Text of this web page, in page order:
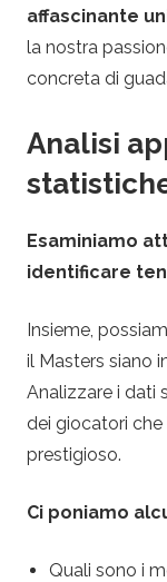
e
s
u
l
g
l
f
affascinante
la nostra
concreta di
Analisi
Esaminiamo
identificare
Insieme,
il Masters siano
Analizzare i dati
dei giocatori
prestigioso.
Ci poniamo
Quali sono i